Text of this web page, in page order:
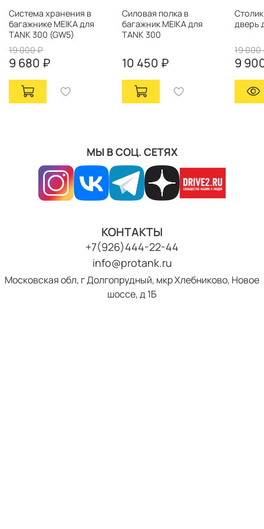
Система хранения в
багажнике MEIKA для
TANK 300 (GW5)
19 000 ₽
9 680 ₽
Силовая полка в
багажник MEIKA для
TANK 300
10 450 ₽
дверь
19 000
9
МЫ В СОЦ. СЕТЯХ
КОНТАКТЫ
+7(926)444-22-44
info@protank.ru
Московская обл, г Долгопрудный, мкр Хлебниково, Новое
шоссе, д 1Б